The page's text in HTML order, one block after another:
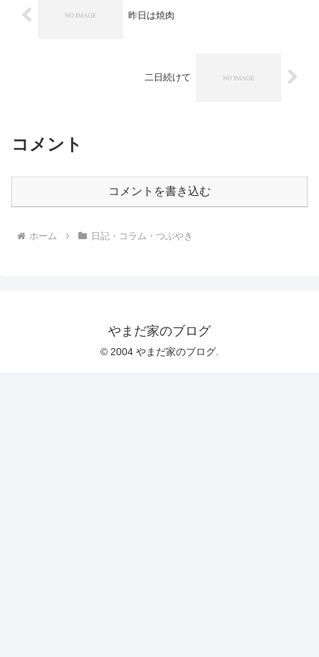
昨日は焼肉
二日続けて
コメント
コメントを書き込む
ホーム 日記・コラム・つぶやき
やまだ家のブログ
© 2004 やまだ家のブログ.